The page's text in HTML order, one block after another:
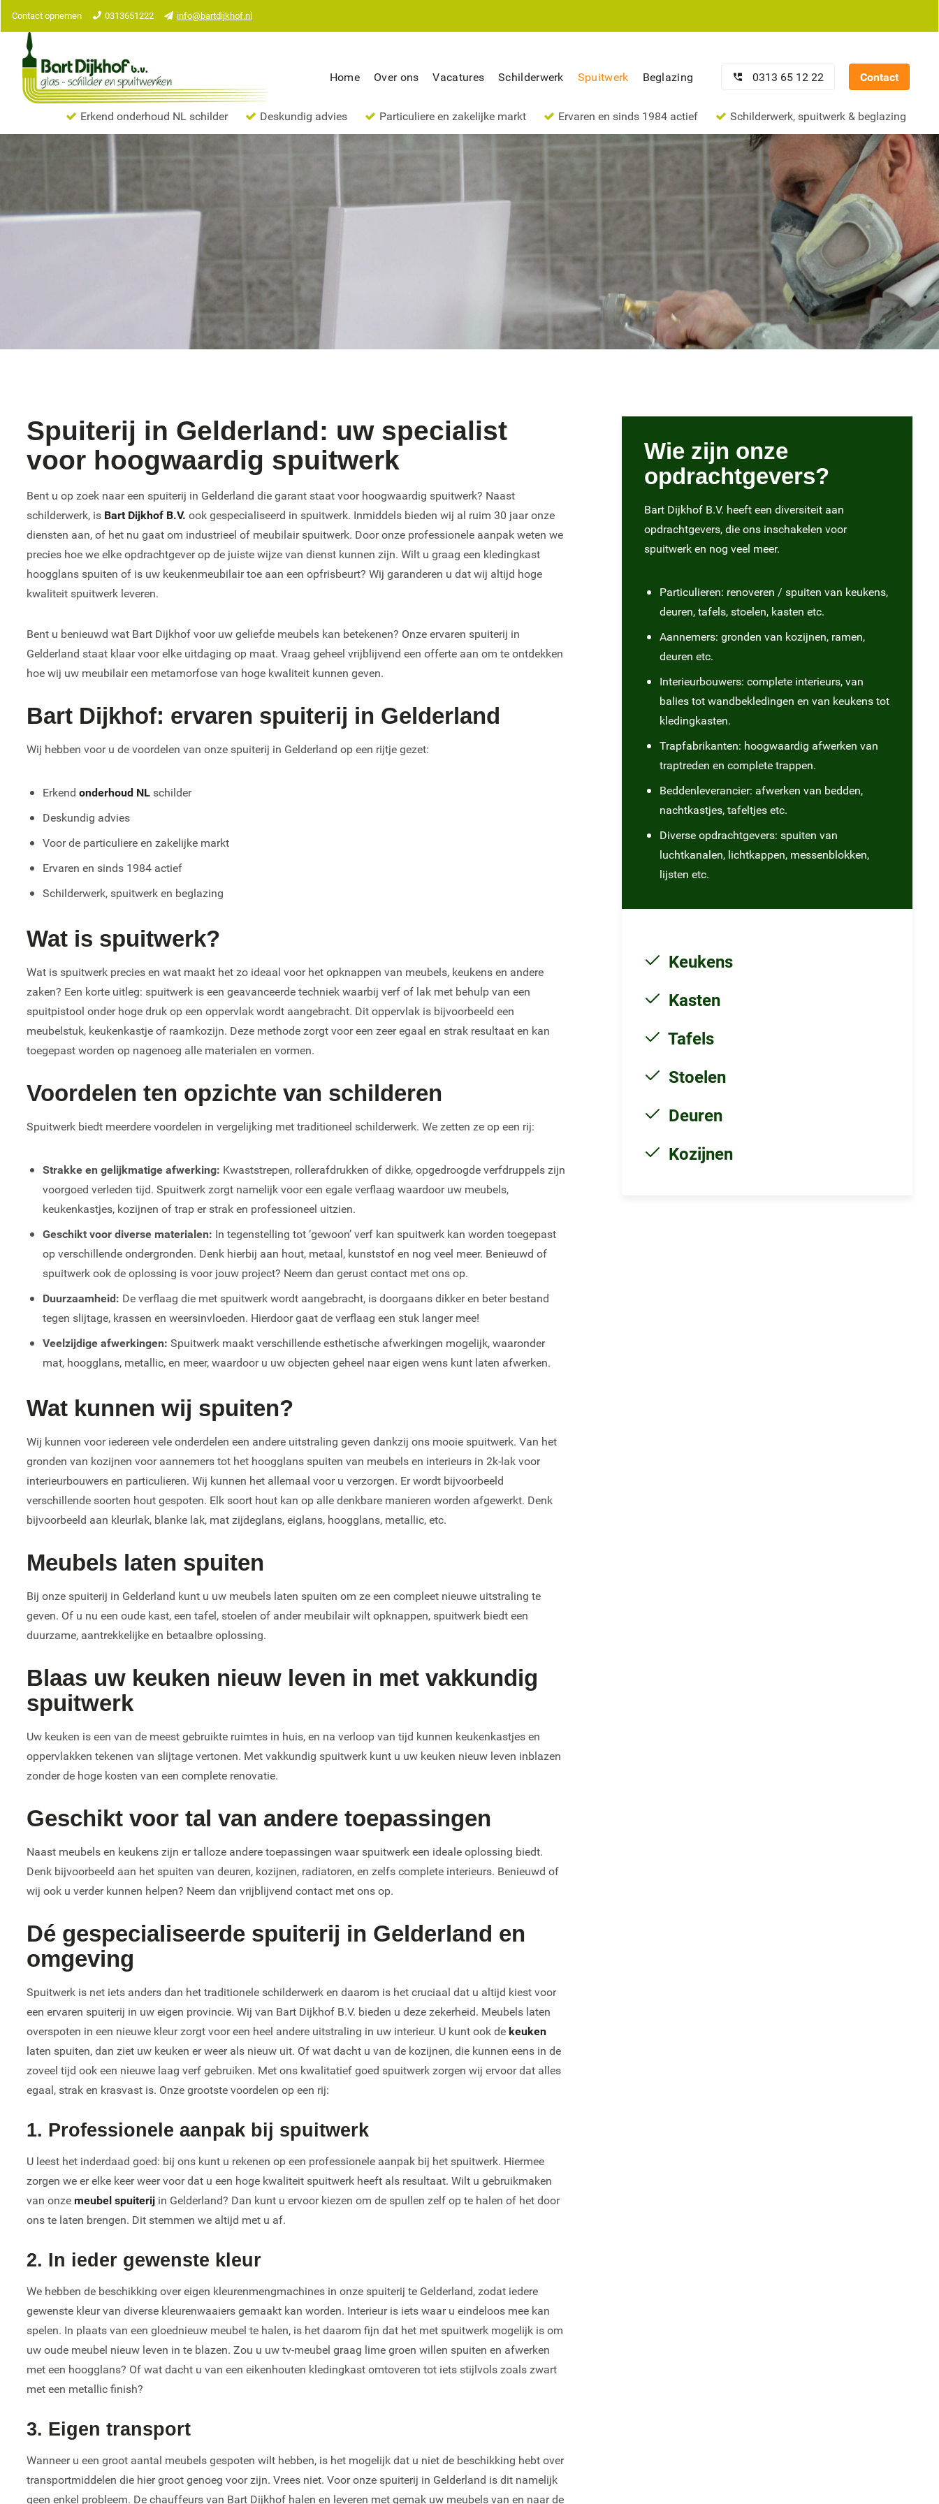
Contact opnemen 0313651222 info@bartdijkhof.nl
Home Over ons Vacatures Schilderwerk Spuitwerk Beglazing 0313 65 12 22 Contact
Erkend onderhoud NL schilder Deskundig advies Particuliere en zakelijke markt Ervaren en sinds 1984 actief Schilderwerk, spuitwerk & beglazing
Spuiterij in Gelderland: uw specialist
voor hoogwaardig spuitwerk
Bent u op zoek naar een spuiterij in Gelderland die garant staat voor hoogwaardig spuitwerk? Naast
schilderwerk, is Bart Dijkhof B.V. ook gespecialiseerd in spuitwerk. Inmiddels bieden wij al ruim 30 jaar onze
diensten aan, of het nu gaat om industrieel of meubilair spuitwerk. Door onze professionele aanpak weten we
precies hoe we elke opdrachtgever op de juiste wijze van dienst kunnen zijn. Wilt u graag een kledingkast
hoogglans spuiten of is uw keukenmeubilair toe aan een opfrisbeurt? Wij garanderen u dat wij altijd hoge
kwaliteit spuitwerk leveren.
Bent u benieuwd wat Bart Dijkhof voor uw geliefde meubels kan betekenen? Onze ervaren spuiterij in
Gelderland staat klaar voor elke uitdaging op maat. Vraag geheel vrijblijvend een offerte aan om te ontdekken
hoe wij uw meubilair een metamorfose van hoge kwaliteit kunnen geven.
Bart Dijkhof: ervaren spuiterij in Gelderland
Wij hebben voor u de voordelen van onze spuiterij in Gelderland op een rijtje gezet:
Erkend onderhoud NLschilder
Deskundig advies
Voor de particuliere en zakelijke markt
Ervaren en sinds 1984 actief
Schilderwerk, spuitwerk en beglazing
Wat is spuitwerk?
Wat is spuitwerk precies en wat maakt het zo ideaal voor het opknappen van meubels, keukens en andere
zaken? Een korte uitleg: spuitwerk is een geavanceerde techniek waarbij verf of lak met behulp van een
spuitpistool onder hoge druk op een oppervlak wordt aangebracht. Dit oppervlak is bijvoorbeeld een
meubelstuk, keukenkastje of raamkozijn. Deze methode zorgt voor een zeer egaal en strak resultaat en kan
toegepast worden op nagenoeg alle materialen en vormen.
Voordelen ten opzichte van schilderen
Spuitwerk biedt meerdere voordelen in vergelijking met traditioneel schilderwerk. We zetten ze op een rij:
Strakke en gelijkmatige afwerking: Kwaststrepen, rollerafdrukken of dikke, opgedroogde verfdruppels zijn
voorgoed verleden tijd. Spuitwerk zorgt namelijk voor een egale verflaag waardoor uw meubels,
keukenkastjes, kozijnen of trap er strak en professioneel uitzien.
Geschikt voor diverse materialen: In tegenstelling tot ‘gewoon’ verf kan spuitwerk kan worden toegepast
op verschillende ondergronden. Denk hierbij aan hout, metaal, kunststof en nog veel meer. Benieuwd of
spuitwerk ook de oplossing is voor jouw project? Neem dan gerust contact met ons op.
Duurzaamheid: De verflaag die met spuitwerk wordt aangebracht, is doorgaans dikker en beter bestand
tegen slijtage, krassen en weersinvloeden. Hierdoor gaat de verflaag een stuk langer mee!
Veelzijdige afwerkingen: Spuitwerk maakt verschillende esthetische afwerkingen mogelijk, waaronder
mat, hoogglans, metallic, en meer, waardoor u uw objecten geheel naar eigen wens kunt laten afwerken.
Wat kunnen wij spuiten?
Wij kunnen voor iedereen vele onderdelen een andere uitstraling geven dankzij ons mooie spuitwerk. Van het
gronden van kozijnen voor aannemers tot het hoogglans spuiten van meubels en interieurs in 2k-lak voor
interieurbouwers en particulieren. Wij kunnen het allemaal voor u verzorgen. Er wordt bijvoorbeeld
verschillende soorten hout gespoten. Elk soort hout kan op alle denkbare manieren worden afgewerkt. Denk
bijvoorbeeld aan kleurlak, blanke lak, mat zijdeglans, eiglans, hoogglans, metallic, etc.
Meubels laten spuiten
Bij onze spuiterij in Gelderland kunt u uw meubels laten spuiten om ze een compleet nieuwe uitstraling te
geven. Of u nu een oude kast, een tafel, stoelen of ander meubilair wilt opknappen, spuitwerk biedt een
duurzame, aantrekkelijke en betaalbre oplossing.
Blaas uw keuken nieuw leven in met vakkundig
spuitwerk
Uw keuken is een van de meest gebruikte ruimtes in huis, en na verloop van tijd kunnen keukenkastjes en
oppervlakken tekenen van slijtage vertonen. Met vakkundig spuitwerk kunt u uw keuken nieuw leven inblazen
zonder de hoge kosten van een complete renovatie.
Geschikt voor tal van andere toepassingen
Naast meubels en keukens zijn er talloze andere toepassingen waar spuitwerk een ideale oplossing biedt.
Denk bijvoorbeeld aan het spuiten van deuren, kozijnen, radiatoren, en zelfs complete interieurs. Benieuwd of
wij ook u verder kunnen helpen? Neem dan vrijblijvend contact met ons op.
Dé gespecialiseerde spuiterij in Gelderland en
omgeving
Spuitwerk is net iets anders dan het traditionele schilderwerk en daarom is het cruciaal dat u altijd kiest voor
een ervaren spuiterij in uw eigen provincie. Wij van Bart Dijkhof B.V. bieden u deze zekerheid. Meubels laten
overspoten in een nieuwe kleur zorgt voor een heel andere uitstraling in uw interieur. U kunt ook dekeuken
laten spuiten, dan ziet uw keuken er weer als nieuw uit. Of wat dacht u van de kozijnen, die kunnen eens in de
zoveel tijd ook een nieuwe laag verf gebruiken. Met ons kwalitatief goed spuitwerk zorgen wij ervoor dat alles
egaal, strak en krasvast is. Onze grootste voordelen op een rij:
1. Professionele aanpak bij spuitwerk
U leest het inderdaad goed: bij ons kunt u rekenen op een professionele aanpak bij het spuitwerk. Hiermee
zorgen we er elke keer weer voor dat u een hoge kwaliteit spuitwerk heeft als resultaat. Wilt u gebruikmaken
van onzemeubel spuiterij in Gelderland? Dan kunt u ervoor kiezen om de spullen zelf op te halen of het door
ons te laten brengen. Dit stemmen we altijd met u af.
2. In ieder gewenste kleur
We hebben de beschikking over eigen kleurenmengmachines in onze spuiterij te Gelderland, zodat iedere
gewenste kleur van diverse kleurenwaaiers gemaakt kan worden. Interieur is iets waar u eindeloos mee kan
spelen. In plaats van een gloednieuw meubel te halen, is het daarom fijn dat het met spuitwerk mogelijk is om
uw oude meubel nieuw leven in te blazen. Zou u uw tv-meubel graag lime groen willen spuiten en afwerken
met een hoogglans? Of wat dacht u van een eikenhouten kledingkast omtoveren tot iets stijlvols zoals zwart
met een metallic finish?
3. Eigen transport
Wanneer u een groot aantal meubels gespoten wilt hebben, is het mogelijk dat u niet de beschikking hebt over
transportmiddelen die hier groot genoeg voor zijn. Vrees niet. Voor onze spuiterij in Gelderland is dit namelijk
geen enkel probleem. De chauffeurs van Bart Dijkhof halen en leveren met gemak uw meubels van en naar de
Wie zijn onze
opdrachtgevers?
Bart Dijkhof B.V. heeft een diversiteit aan
opdrachtgevers, die ons inschakelen voor
spuitwerk en nog veel meer.
Particulieren: renoveren / spuiten van keukens,
deuren, tafels, stoelen, kasten etc.
Aannemers: gronden van kozijnen, ramen,
deuren etc.
Interieurbouwers: complete interieurs, van
balies tot wandbekledingen en van keukens tot
kledingkasten.
Trapfabrikanten: hoogwaardig afwerken van
traptreden en complete trappen.
Beddenleverancier: afwerken van bedden,
nachtkastjes, tafeltjes etc.
Diverse opdrachtgevers: spuiten van
luchtkanalen, lichtkappen, messenblokken,
lijsten etc.
Keukens
Kasten
Tafels
Stoelen
Deuren
Kozijnen